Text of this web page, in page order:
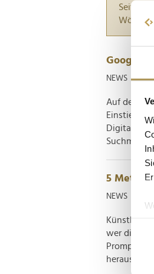
Seiten
Wörter
Googles
NEWS |
Auf der
5 Meta-
NEWS
Künstliche
wer die
Prompt-